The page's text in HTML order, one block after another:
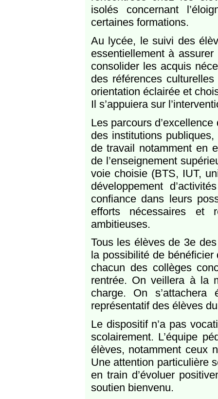
isolés concernant
certaines formations.
Au lycée, le suivi des
essentiellement à
consolider les acquis
des références
orientation éclairée et
Il s’appuiera sur
Les parcours
des institutions
de travail notamment en
de l’enseignement
voie choisie (BTS, IUT,
développement
confiance dans leurs
efforts nécessaires et
ambitieuses.
Tous les élèves de 3e
la possibilité de
chacun des collèges
rentrée. On veillera à la
charge. On
représentatif des élèves
Le dispositif n’a pas
scolairement. L’équipe
élèves, notamment ceux
Une attention particulière
en train d’évoluer
soutien bienvenu.